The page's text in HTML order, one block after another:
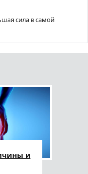
сила в самой
и